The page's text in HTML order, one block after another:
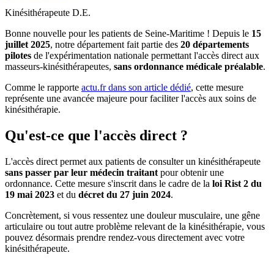
Kinésithérapeute D.E.
Bonne nouvelle pour les patients de Seine-Maritime ! Depuis le 15
juillet 2025, notre département fait partie des 20 départements
pilotes de l'expérimentation nationale permettant l'accès direct aux
masseurs-kinésithérapeutes, sans ordonnance médicale préalable.
Comme le rapporte actu.fr dans son article dédié, cette mesure
représente une avancée majeure pour faciliter l'accès aux soins de
kinésithérapie.
Qu'est-ce que l'accès direct ?
L'accès direct permet aux patients de consulter un kinésithérapeute
sans passer par leur médecin traitant pour obtenir une
ordonnance. Cette mesure s'inscrit dans le cadre de la loi Rist 2 du
19 mai 2023 et du décret du 27 juin 2024.
Concrètement, si vous ressentez une douleur musculaire, une gêne
articulaire ou tout autre problème relevant de la kinésithérapie, vous
pouvez désormais prendre rendez-vous directement avec votre
kinésithérapeute.